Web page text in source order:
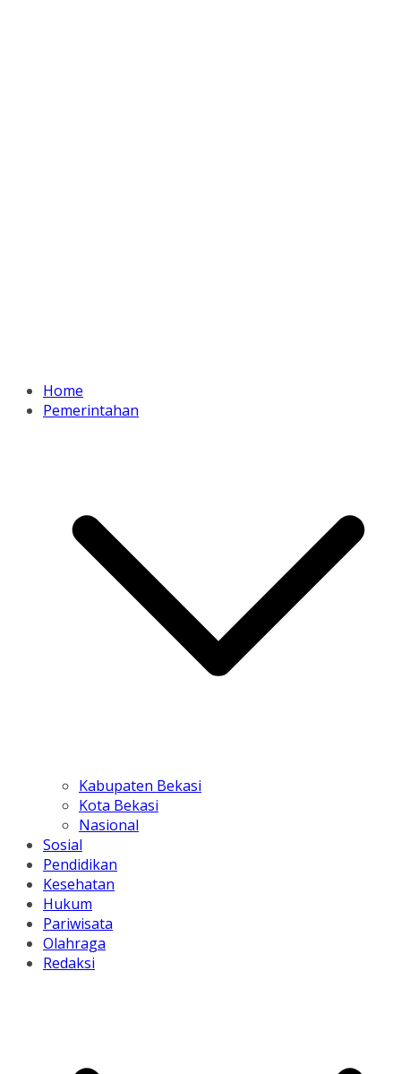
Home
Pemerintahan
Kabupaten Bekasi
Kota Bekasi
Nasional
Sosial
Pendidikan
Kesehatan
Hukum
Pariwisata
Olahraga
Redaksi